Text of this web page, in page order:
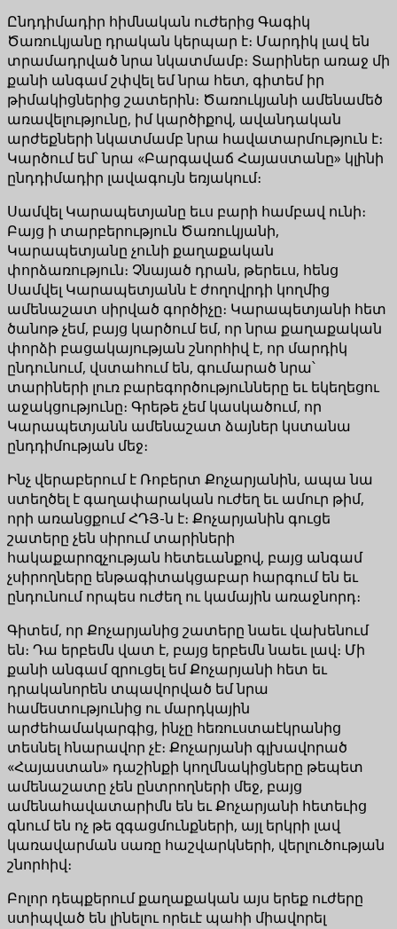
Ընդդիմադիր հիմնական ուժերից Գագիկ
Ծառուկյանը դրական կերպար է։ Մարդիկ լավ են
տրամադրված նրա նկատմամբ։ Տարիներ առաջ մի
քանի անգամ շփվել եմ նրա հետ, գիտեմ իր
թիմակիցներից շատերին։ Ծառուկյանի ամենամեծ
առավելությունը, իմ կարծիքով, ավանդական
արժեքների նկատմամբ նրա հավատարմություն է։
Կարծում եմ՝ նրա «Բարգավաճ Հայաստանը» կլինի
ընդդիմադիր լավագույն եռյակում։
Սամվել Կարապետյանը եւս բարի համբավ ունի։
Բայց ի տարբերություն Ծառուկյանի,
Կարապետյանը չունի քաղաքական
փորձառություն։ Չնայած դրան, թերեւս, հենց
Սամվել Կարապետյանն է ժողովրդի կողմից
ամենաշատ սիրված գործիչը։ Կարապետյանի հետ
ծանոթ չեմ, բայց կարծում եմ, որ նրա քաղաքական
փորձի բացակայության շնորհիվ է, որ մարդիկ
ընդունում, վստահում են, գումարած նրա՝
տարիների լուռ բարեգործությունները եւ եկեղեցու
աջակցությունը։ Գրեթե չեմ կասկածում, որ
Կարապետյանն ամենաշատ ձայներ կստանա
ընդդիմության մեջ։
Ինչ վերաբերում է Ռոբերտ Քոչարյանին, ապա նա
ստեղծել է գաղափարական ուժեղ եւ ամուր թիմ,
որի առանցքում ՀԴՅ-ն է։ Քոչարյանին գուցե
շատերը չեն սիրում տարիների
հակաքարոզչության հետեւանքով, բայց անգամ
չսիրողները ենթագիտակցաբար հարգում են եւ
ընդունում որպես ուժեղ ու կամային առաջնորդ։
Գիտեմ, որ Քոչարյանից շատերը նաեւ վախենում
են։ Դա երբեմն վատ է, բայց երբեմն նաեւ լավ։ Մի
քանի անգամ զրուցել եմ Քոչարյանի հետ եւ
դրականորեն տպավորված եմ նրա
համեստությունից ու մարդկային
արժեհամակարգից, ինչը հեռուստաէկրանից
տեսնել հնարավոր չէ։ Քոչարյանի գլխավորած
«Հայաստան» դաշինքի կողմնակիցները թեպետ
ամենաշատը չեն ընտրողների մեջ, բայց
ամենահավատարիմն են եւ Քոչարյանի հետեւից
գնում են ոչ թե զգացմունքների, այլ երկրի լավ
կառավարման սառը հաշվարկների, վերլուծության
շնորհիվ։
Բոլոր դեպքերում քաղաքական այս երեք ուժերը
ստիպված են լինելու որեւէ պահի միավորել